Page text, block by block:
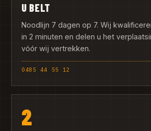
U BELT
Noodlijn 7 dagen op 7. Wij
in 2 minuten en delen u het
vóór wij vertrekken.
0485 44 55 12
2